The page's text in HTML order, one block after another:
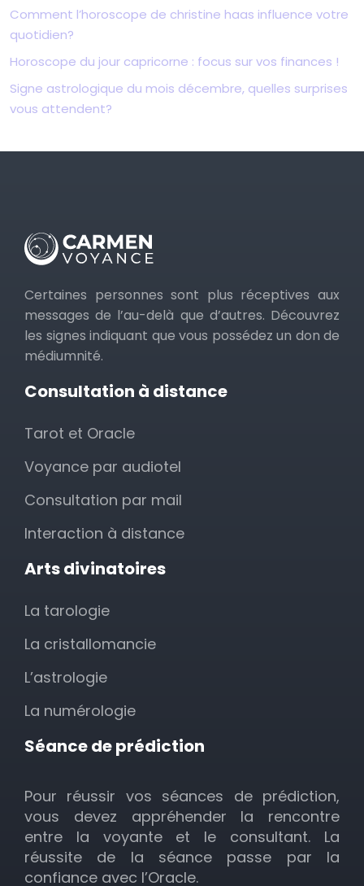
Comment l’horoscope de christine haas influence votre
quotidien?
Horoscope du jour capricorne : focus sur vos finances !
Signe astrologique du mois décembre, quelles surprises
vous attendent?
Certaines personnes sont plus réceptives aux
messages de l’au-delà que d’autres. Découvrez
les signes indiquant que vous possédez un don de
médiumnité.
Consultation à distance
Tarot et Oracle
Voyance par audiotel
Consultation par mail
Interaction à distance
Arts divinatoires
La tarologie
La cristallomancie
L’astrologie
La numérologie
Séance de prédiction
Pour réussir vos séances de prédiction,
vous devez appréhender la rencontre
entre la voyante et le consultant. La
réussite de la séance passe par la
confiance avec l’Oracle.